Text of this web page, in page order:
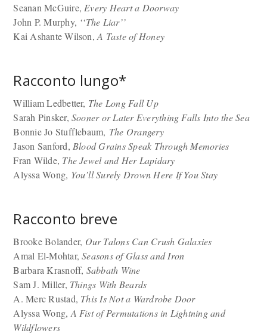
Seanan McGuire, Every Heart a Doorway
John P. Murphy, ‘‘The Liar’’
Kai Ashante Wilson,A Taste of Honey
Racconto lungo*
William Ledbetter, The Long Fall Up
Sarah Pinsker,Sooner or Later Everything Falls Into the Sea
Bonnie Jo Stufflebaum, The Orangery
Jason Sanford, Blood Grains Speak Through Memories
Fran Wilde, The Jewel and Her Lapidary
Alyssa Wong, You’ll Surely Drown Here If You Stay
Racconto breve
Brooke Bolander, Our Talons Can Crush Galaxies
Amal El-Mohtar,Seasons of Glass and Iron
Barbara Krasnoff, Sabbath Wine
Sam J. Miller, Things With Beards
A. Merc Rustad, This Is Not a Wardrobe Door
Alyssa Wong, A Fist of Permutations in Lightning and
Wildflowers